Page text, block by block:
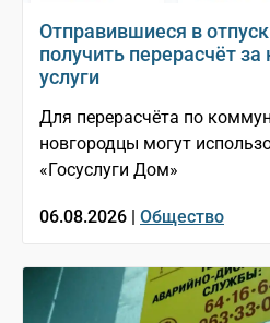
Отправившиеся в
получить перерасчёт
услуги
Для перерасчёта по
новгородцы могут
«Госуслуги Дом»
06.08.2026 | Общество